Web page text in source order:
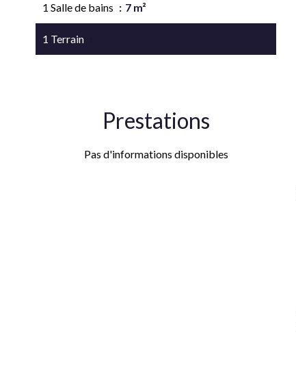
1 Salle de bains 7 m²
1 Terrain
Prestations
Pas d'informations disponibles